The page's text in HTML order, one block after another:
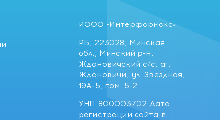
ИООО «Интерфармакс»
РБ, 223028, Минская
обл., Минский р-н,
Ждановичский с/с, аг.
Ждановичи, ул. Звездная,
19А-5, пом. 5-2
УНП 800003702 Дата
регистрации сайта в